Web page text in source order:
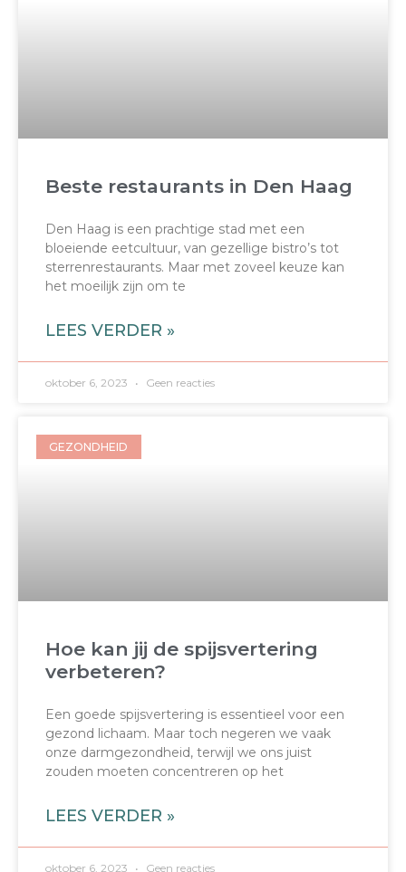
Beste restaurants in Den Haag
Den Haag is een prachtige stad met een
bloeiende eetcultuur, van gezellige bistro’s tot
sterrenrestaurants. Maar met zoveel keuze kan
het moeilijk zijn om te
LEES VERDER »
oktober 6, 2023 Geen reacties
GEZONDHEID
Hoe kan jij de spijsvertering
verbeteren?
Een goede spijsvertering is essentieel voor een
gezond lichaam. Maar toch negeren we vaak
onze darmgezondheid, terwijl we ons juist
zouden moeten concentreren op het
LEES VERDER »
oktober 6, 2023 Geen reacties